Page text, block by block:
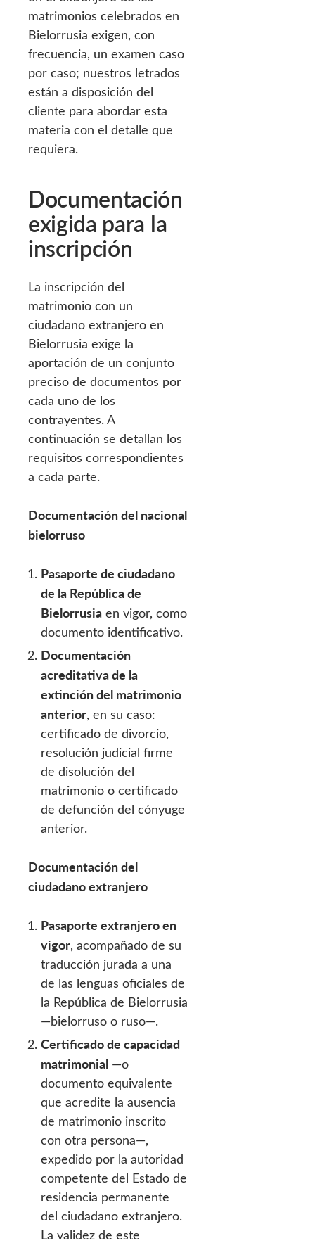
matrimonios celebrados en
Bielorrusia exigen, con
frecuencia, un examen caso
por caso; nuestros letrados
están a disposición del
cliente para abordar esta
materia con el detalle que
requiera.
Documentación
exigida para la
inscripción
La inscripción del
matrimonio con un
ciudadano extranjero en
Bielorrusia exige la
aportación de un conjunto
preciso de documentos por
cada uno de los
contrayentes. A
continuación se detallan los
requisitos correspondientes
a cada parte.
Documentación del nacional
bielorruso
Pasaporte de ciudadano
de la República de
Bielorrusia en vigor, como
documento identificativo.
Documentación
acreditativa de la
extinción del matrimonio
anterior, en su caso:
certificado de divorcio,
resolución judicial firme
de disolución del
matrimonio o certificado
de defunción del cónyuge
anterior.
Documentación del
ciudadano extranjero
Pasaporte extranjero en
vigor, acompañado de su
traducción jurada a una
de las lenguas oficiales de
la República de Bielorrusia
—bielorruso o ruso—.
Certificado de capacidad
matrimonial —o
documento equivalente
que acredite la ausencia
de matrimonio inscrito
con otra persona—,
expedido por la autoridad
competente del Estado de
residencia permanente
del ciudadano extranjero.
La validez de este